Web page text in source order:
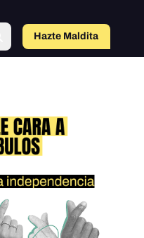
Hazte Maldito